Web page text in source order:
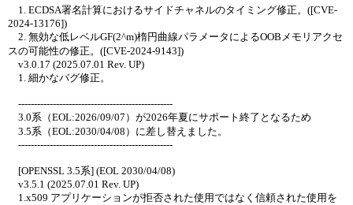
1. ECDSA署名計算におけるサイドチャネルのタイミング修正。([CVE-
2024-13176])
2. 無効な低レベルGF(2^m)楕円曲線パラメータによるOOBメモリアクセ
スの可能性の修正。([CVE-2024-9143])
v3.0.17 (2025.07.01 Rev. UP)
1. 細かなバグ修正。
-------------------------------------------------
3.0系（EOL:2026/09/07）が2026年夏にサポート終了となるため
3.5系（EOL:2030/04/08）に差し替えました。
-------------------------------------------------
[OPENSSL 3.5系] (EOL 2030/04/08)
v3.5.1 (2025.07.01 Rev. UP)
1.x509 アプリケーションが拒否された使用ではなく信頼された使用を